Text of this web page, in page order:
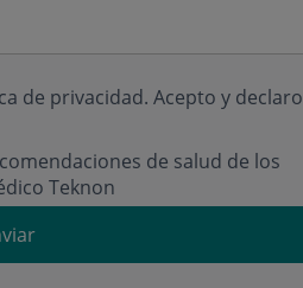
de privacidad. Acepto y declaro
de salud de los
Teknon